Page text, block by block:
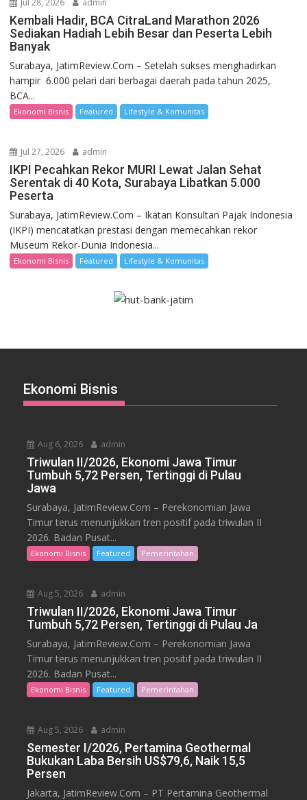
Jul 28, 2026 admin
Kembali Hadir, BCA CitraLand Marathon 2026
Sediakan Hadiah Lebih Besar dan Peserta Lebih
Banyak
Surabaya, JatimReview.Com – Setelah sukses menghadirkan
hampir 6.000 pelari dari berbagai daerah pada tahun 2025,
BCA...
Ekonomi Bisnis Featured Lifestyle & Komunitas
Jul 27, 2026 admin
IKPI Pecahkan Rekor MURI Lewat Jalan Sehat
Serentak di 40 Kota, Surabaya Libatkan 5.000
Peserta
Surabaya, JatimReview.Com – Ikatan Konsultan Pajak Indonesia
(IKPI) mencatatkan prestasi dengan memecahkan rekor
Museum Rekor-Dunia Indonesia...
Ekonomi Bisnis Featured Lifestyle & Komunitas
Ekonomi Bisnis
Aug 6, 2026 admin
Triwulan II/2026, Ekonomi Jawa Timur
Tumbuh 5,72 Persen, Tertinggi di Pulau
Jawa
Surabaya, JatimReview.Com – Perekonomian Jawa
Timur terus menunjukkan tren positif pada triwulan II
2026. Badan Pusat...
Ekonomi Bisnis Featured Pemerintahan
Aug 5, 2026 admin
Triwulan II/2026, Ekonomi Jawa Timur
Tumbuh 5,72 Persen, Tertinggi di Pulau Ja
Surabaya, JatimReview.Com – Perekonomian Jawa
Timur terus menunjukkan tren positif pada triwulan II
2026. Badan Pusat...
Ekonomi Bisnis Featured Pemerintahan
Aug 5, 2026 admin
Semester I/2026, Pertamina Geothermal
Bukukan Laba Bersih US$79,6, Naik 15,5
Persen
Jakarta, JatimReview.Com – PT Pertamina Geothermal